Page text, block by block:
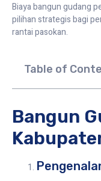
Biaya bangun gudang
pilihan strategis bagi
rantai pasokan.
Table of
Bangun